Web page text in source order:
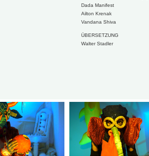
Dada Manifest
Ailton Krenak
Vandana Shiva
ÜBERSETZUNG
Walter Stadler